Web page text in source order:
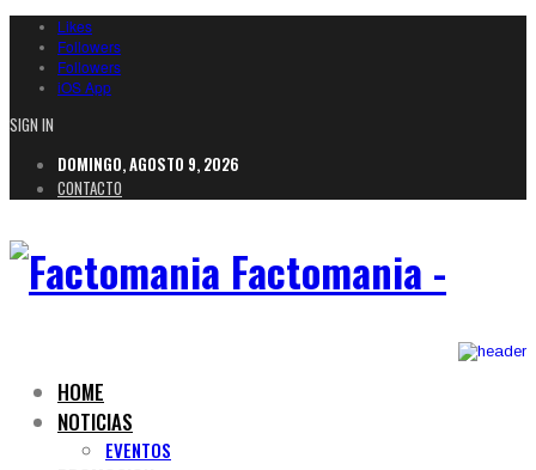
Likes
Followers
Followers
iOS App
SIGN IN
DOMINGO, AGOSTO 9, 2026
CONTACTO
Factomania -
HOME
NOTICIAS
EVENTOS